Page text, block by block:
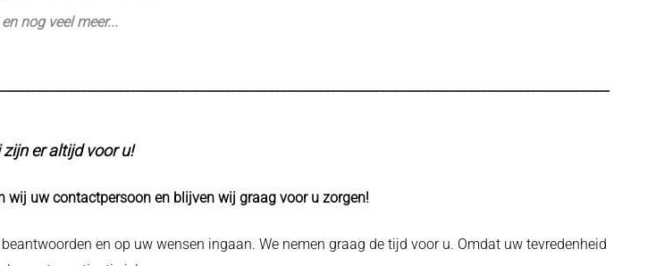
en nog veel meer...
zijn er altijd voor u!
wij uw contactpersoon en blijven wij graag voor u zorgen!
en op uw wensen ingaan. We nemen graag de tijd voor u. Omdat uw tevredenheid